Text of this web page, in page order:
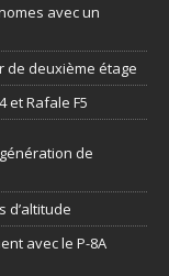
avec un
de deuxième étage
et Rafale F5
de
d’altitude
avec le P-8A